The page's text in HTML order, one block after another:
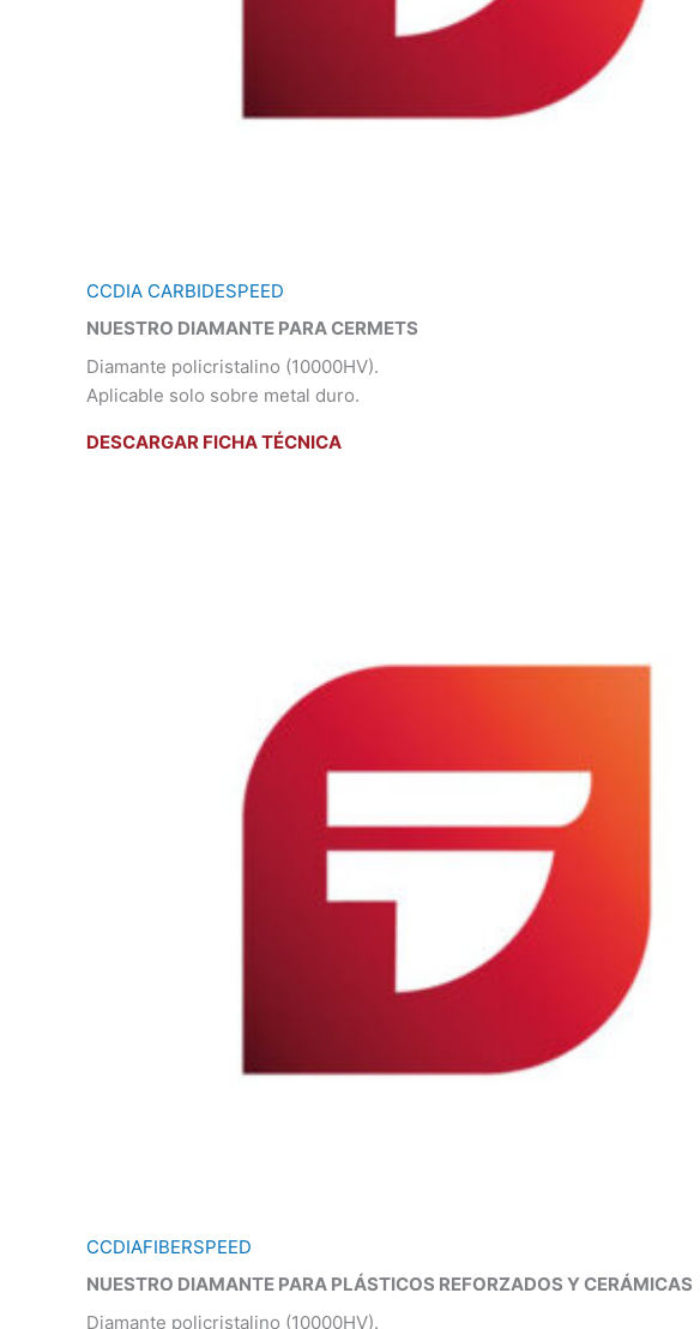
CCDIA CARBIDESPEED
NUESTRO DIAMANTE PARA CERMETS
Diamante policristalino (10000HV).
Aplicable solo sobre metal duro.
DESCARGAR FICHA TÉCNICA
CCDIAFIBERSPEED
NUESTRO DIAMANTE PARA PLÁSTICOS REFORZADOS Y CERÁMICAS
Diamante policristalino (10000HV).